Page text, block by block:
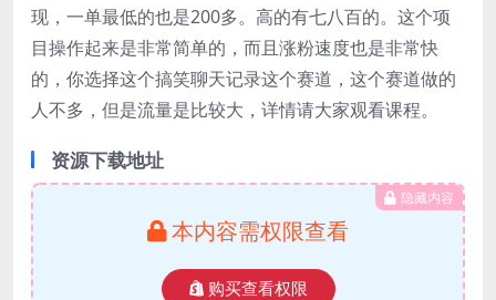
现，一单最低的也是200多。高的有七八百的。这个项
目操作起来是非常简单的，而且涨粉速度也是非常快
的，你选择这个搞笑聊天记录这个赛道，这个赛道做的
人不多，但是流量是比较大，详情请大家观看课程。
资源下载地址
隐藏内容
本内容需权限查看
购买查看权限